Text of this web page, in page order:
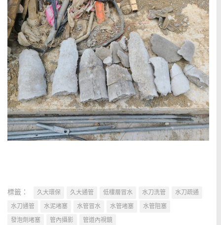
標籤： 久大環保 久大通管 低樓層冒水 水刀洗管
水刀疏通
水刀通管
水泥堵塞 水管冒水 水管堵塞
水管阻塞
發泡劑堵塞
管內攝影 管道內視鏡